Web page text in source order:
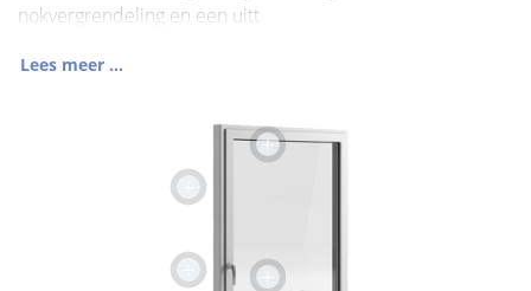
nokvergrendeling en een uitt
Lees meer ...
+
+
+
+